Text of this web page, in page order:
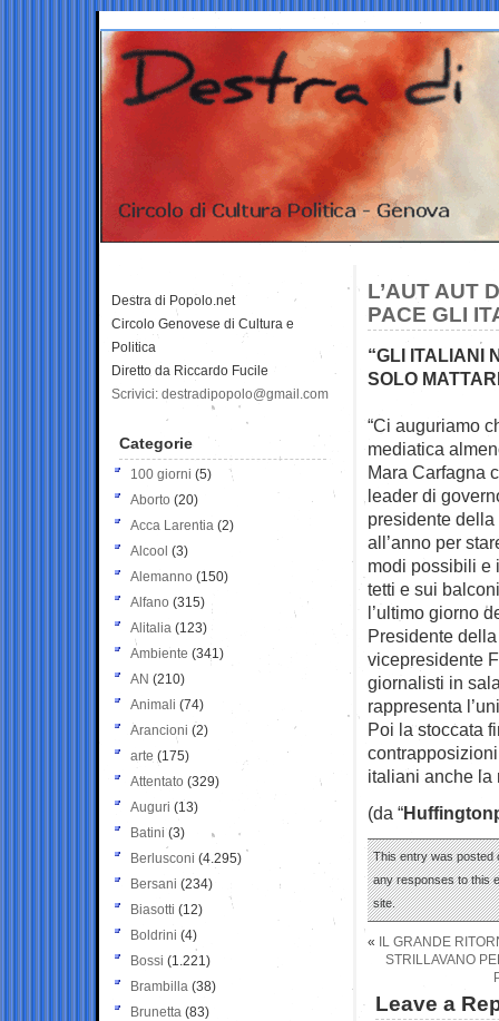
L’AUT AUT
PACE GLI
“GLI ITALIANI
SOLO
“Ci auguriamo
mediatica
Mara Carfagna
leader di
presidente
all’anno per
modi possibili e
tetti e sui
l’ultimo giorno
Presidente
vicepresidente
giornalisti in
rappresenta
Poi la stoccata
italiani anche la
(da “
This entry was posted
any responses to this
site.
«
IL GRANDE
STRILLAVANO
Leave a
Destra di Popolo.net
Circolo Genovese di Cultura e
Politica
Diretto da Riccardo Fucile
Scrivici: destradipopolo@gmail.com
Categorie
100 giorni (5)
Aborto (20)
Acca Larentia (2)
Alcool (3)
Alemanno (150)
Alfano (315)
Alitalia (123)
Ambiente (341)
AN (210)
Animali (74)
Arancioni (2)
arte (175)
Attentato (329)
Auguri (13)
Batini (3)
Berlusconi (4.295)
Bersani (234)
Biasotti (12)
Boldrini (4)
Bossi (1.221)
Brambilla (38)
Brunetta (83)